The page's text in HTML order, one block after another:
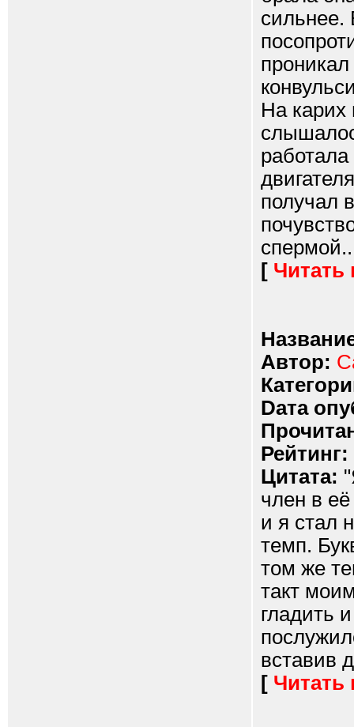
сильнее.
На карих
получал
[ Читать
Автор:
Dата
Рейтинг:
Цитата:
член в
и я стал
темп.
том же
такт
гладить
вставив
[ Читать